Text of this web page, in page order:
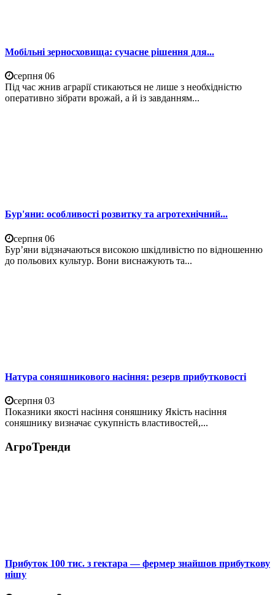
Мобільні зерносховища: сучасне рішення для...
серпня 06
Під час жнив аграрії стикаються не лише з необхідністю
оперативно зібрати врожай, а й із завданням...
Бур'яни: особливості розвитку та агротехнічний...
серпня 06
Бур’яни відзначаються високою шкідливістю по відношенню
до польових культур. Вони виснажують та...
Натура соняшникового насіння: резерв прибутковості
серпня 03
Показники якості насіння соняшнику Якість насіння
соняшнику визначає сукупність властивостей,...
АгроТренди
Прибуток 100 тис. з гектара — фермер знайшов прибуткову
нішу